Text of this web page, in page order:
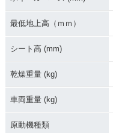
最低地上高（ｍｍ）
シート高 (mm)
乾燥重量 (kg)
車両重量 (kg)
原動機種類